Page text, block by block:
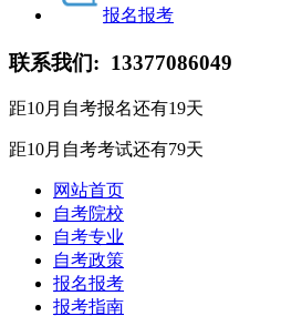
报名报考
联系我们: 13377086049
距10月自考报名还有19天
距10月自考考试还有79天
网站首页
自考院校
自考专业
自考政策
报名报考
报考指南